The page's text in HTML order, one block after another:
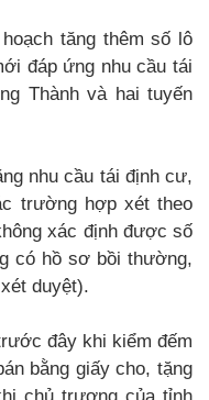
tăng thêm số lô
đáp ứng nhu cầu tái
Thành và hai tuyến
nhu cầu tái định cư,
trường hợp xét theo
xác định được số
có hồ sơ bồi thường,
duyệt).
đây khi kiểm đếm
bằng giấy cho, tặng